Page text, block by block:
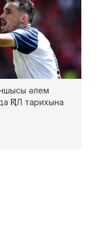
әлем
ҚПЛ тарихына